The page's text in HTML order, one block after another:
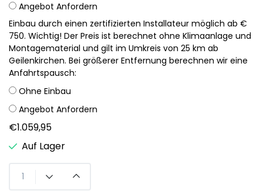
Angebot Anfordern
Einbau durch einen zertifizierten Installateur möglich ab €
750. Wichtig! Der Preis ist berechnet ohne Klimaanlage und
Montagematerial und gilt im Umkreis von 25 km ab
Geilenkirchen. Bei größerer Entfernung berechnen wir eine
Anfahrtspausch:
Ohne Einbau
Angebot Anfordern
€1.059,95
Auf Lager